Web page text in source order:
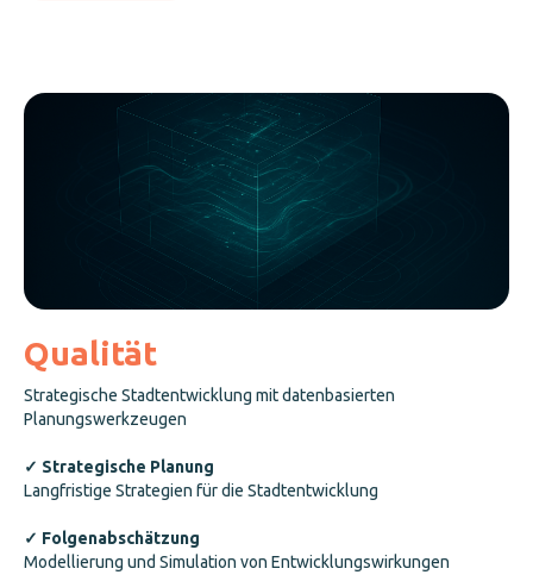
Qualität
Strategische Stadtentwicklung mit datenbasierten
Planungswerkzeugen
✓ Strategische Planung
Langfristige Strategien für die Stadtentwicklung
✓ Folgenabschätzung
Modellierung und Simulation von Entwicklungswirkungen